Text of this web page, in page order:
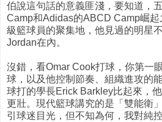
伯說這句話的意義匪淺，要知道，
Camp和Adidas的ABCD Camp崛
級籃球員的聚集地，他見過的明星
Jordan在內。
沒錯，看Omar Cook打球，你第一
球，以及他控制節奏、組織進攻的
球打的學長Erick Barkley比起來，
更壯。現代籃球講究的是「雙能衛
引球迷目光，但不知為何，我對純